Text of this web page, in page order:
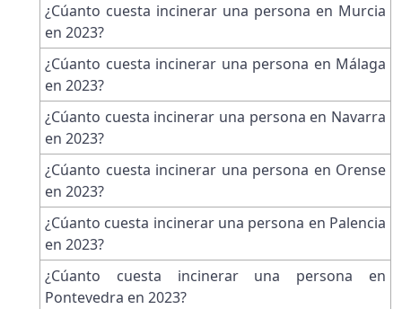
¿Cúanto cuesta incinerar una persona en Murcia
en 2023?
¿Cúanto cuesta incinerar una persona en Málaga
en 2023?
¿Cúanto cuesta incinerar una persona en Navarra
en 2023?
¿Cúanto cuesta incinerar una persona en Orense
en 2023?
¿Cúanto cuesta incinerar una persona en Palencia
en 2023?
¿Cúanto cuesta incinerar una persona en
Pontevedra en 2023?